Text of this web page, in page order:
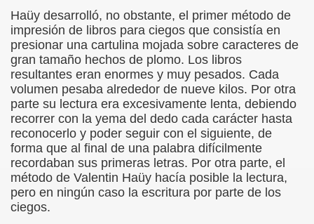
Haüy desarrolló, no obstante, el primer método de
impresión de libros para ciegos que consistía en
presionar una cartulina mojada sobre caracteres de
gran tamaño hechos de plomo. Los libros
resultantes eran enormes y muy pesados. Cada
volumen pesaba alrededor de nueve kilos. Por otra
parte su lectura era excesivamente lenta, debiendo
recorrer con la yema del dedo cada carácter hasta
reconocerlo y poder seguir con el siguiente, de
forma que al final de una palabra difícilmente
recordaban sus primeras letras. Por otra parte, el
método de Valentin Haüy hacía posible la lectura,
pero en ningún caso la escritura por parte de los
ciegos.
sánchez Herrero)
Cuetos Suárez)
Otero)
Elissalde)
(Lídia León Esteban Y Víctor Martínez Maheux)
30-11-11 (Pedro Zurita)
Horizontes, Enrique Elissalde y Carmen Roig)